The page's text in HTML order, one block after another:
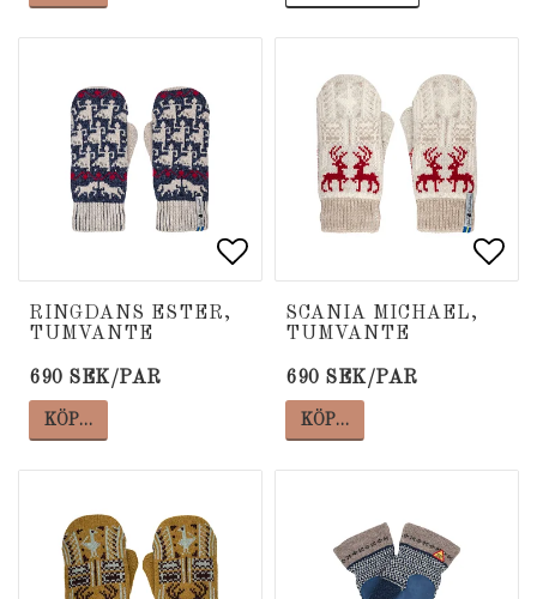
Lägg till i
Lägg till i
RINGDANS ESTER,
TUMVANTE
690 SEK/PAR
KÖP…
SCANIA MICHAEL,
TUMVANTE
690 SEK/PAR
KÖP…